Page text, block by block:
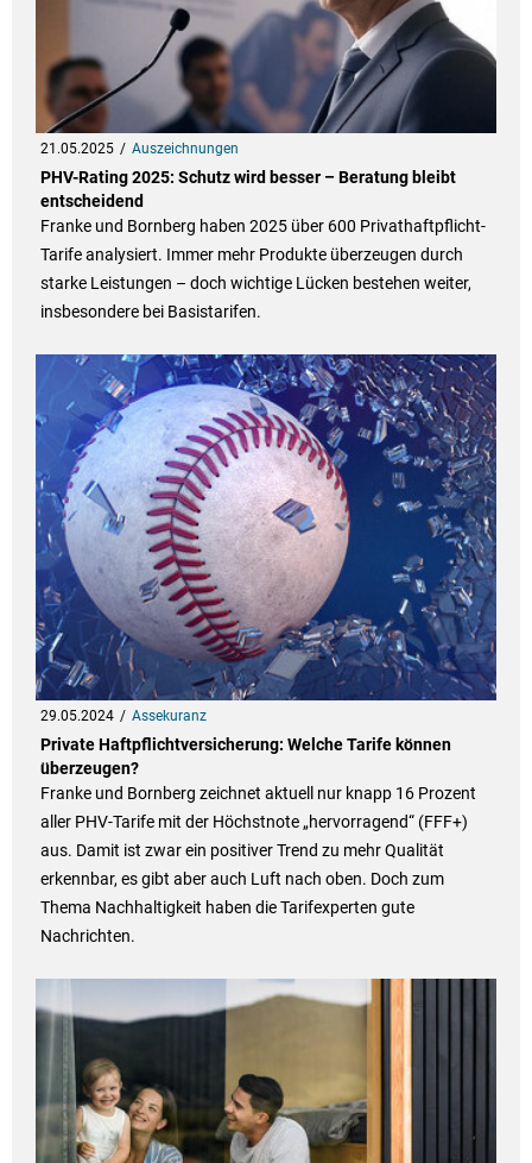
21.05.2025 Auszeichnungen
PHV-Rating 2025: Schutz wird besser – Beratung bleibt
entscheidend
Franke und Bornberg haben 2025 über 600 Privathaftpflicht-
Tarife analysiert. Immer mehr Produkte überzeugen durch
starke Leistungen – doch wichtige Lücken bestehen weiter,
insbesondere bei Basistarifen.
29.05.2024 Assekuranz
Private Haftpflichtversicherung: Welche Tarife können
überzeugen?
Franke und Bornberg zeichnet aktuell nur knapp 16 Prozent
aller PHV-Tarife mit der Höchstnote „hervorragend“ (FFF+)
aus. Damit ist zwar ein positiver Trend zu mehr Qualität
erkennbar, es gibt aber auch Luft nach oben. Doch zum
Thema Nachhaltigkeit haben die Tarifexperten gute
Nachrichten.